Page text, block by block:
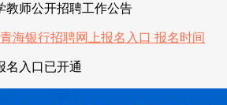
教师公开招聘工作公告
名入口已开通